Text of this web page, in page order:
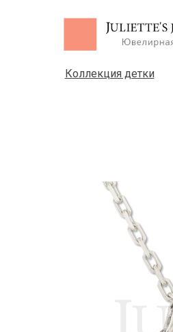
Коллекция детки